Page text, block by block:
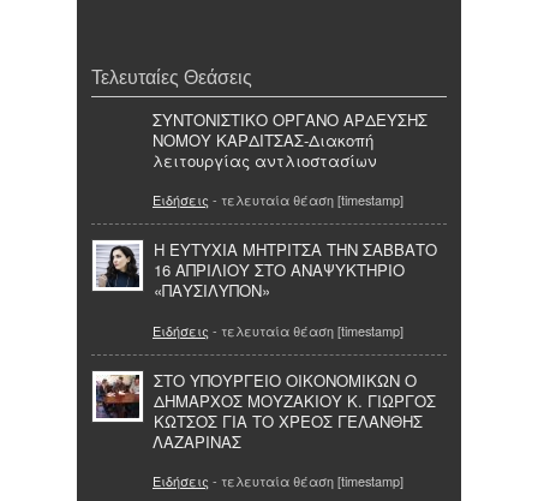
Τελευταίες Θεάσεις
ΣΥΝΤΟΝΙΣΤΙΚΟ ΟΡΓΑΝΟ ΑΡΔΕΥΣΗΣ
ΝΟΜΟΥ ΚΑΡΔΙΤΣΑΣ-Διακοπή
λειτουργίας αντλιοστασίων
Ειδήσεις - τελευταία θέαση [timestamp]
Η ΕΥΤΥΧΙΑ ΜΗΤΡΙΤΣΑ ΤΗΝ ΣΑΒΒΑΤΟ
16 ΑΠΡΙΛΙΟΥ ΣΤΟ ΑΝΑΨΥΚΤΗΡΙΟ
«ΠΑΥΣΙΛΥΠΟΝ»
Ειδήσεις - τελευταία θέαση [timestamp]
ΣΤΟ ΥΠΟΥΡΓΕΙΟ ΟΙΚΟΝΟΜΙΚΩΝ Ο
ΔΗΜΑΡΧΟΣ ΜΟΥΖΑΚΙΟΥ Κ. ΓΙΩΡΓΟΣ
ΚΩΤΣΟΣ ΓΙΑ ΤΟ ΧΡΕΟΣ ΓΕΛΑΝΘΗΣ
ΛΑΖΑΡΙΝΑΣ
Ειδήσεις - τελευταία θέαση [timestamp]